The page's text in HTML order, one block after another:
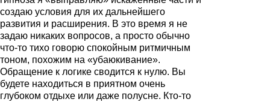
создаю условия для их дальнейшего
развития и расширения. В это время я не
задаю никаких вопросов, а просто обычно
что-то тихо говорю спокойным ритмичным
тоном, похожим на «убаюкивание».
Обращение к логике сводится к нулю. Вы
будете находиться в приятном очень
глубоком отдыхе или даже полусне. Кто-то